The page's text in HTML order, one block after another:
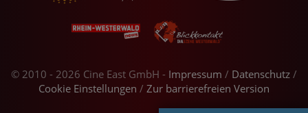
© 2010 - 2026 Cine East GmbH - Impressum / Datenschutz /
Cookie Einstellungen / Zur barrierefreien Version